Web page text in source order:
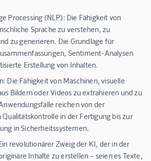
Processing (NLP): Die Fähigkeit von
Sprache zu verstehen, zu
zu generieren. Die Grundlage für
Sentiment-Analysen
Erstellung von Inhalten.
Die Fähigkeit von Maschinen, visuelle
Bildern oder Videos zu extrahieren und zu
reichen von der
in der Fertigung bis zur
in Sicherheitssystemen.
revolutionärer Zweig der KI, der in der
Inhalte zu erstellen – seien es Texte,